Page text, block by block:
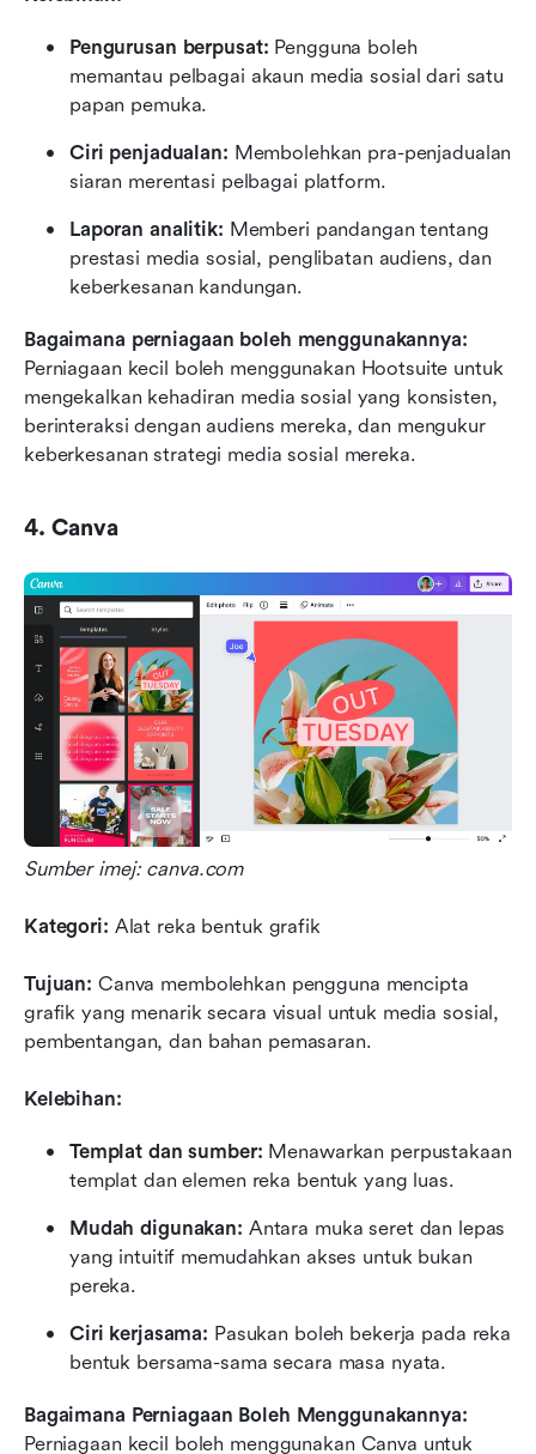
Pengurusan berpusat: Pengguna boleh
memantau pelbagai akaun media sosial dari satu
papan pemuka.
Ciri penjadualan: Membolehkan pra-penjadualan
siaran merentasi pelbagai platform.
Laporan analitik: Memberi pandangan tentang
prestasi media sosial, penglibatan audiens, dan
keberkesanan kandungan.
Bagaimana perniagaan boleh menggunakannya:
Perniagaan kecil boleh menggunakan Hootsuite untuk
mengekalkan kehadiran media sosial yang konsisten,
berinteraksi dengan audiens mereka, dan mengukur
keberkesanan strategi media sosial mereka.
4. Canva
Sumber imej: canva.com
Kategori: Alat reka bentuk grafik
Tujuan: Canva membolehkan pengguna mencipta
grafik yang menarik secara visual untuk media sosial,
pembentangan, dan bahan pemasaran.
Kelebihan:
Templat dan sumber: Menawarkan perpustakaan
templat dan elemen reka bentuk yang luas.
Mudah digunakan: Antara muka seret dan lepas
yang intuitif memudahkan akses untuk bukan
pereka.
Ciri kerjasama: Pasukan boleh bekerja pada reka
bentuk bersama-sama secara masa nyata.
Bagaimana Perniagaan Boleh Menggunakannya:
Perniagaan kecil boleh menggunakan Canva untuk